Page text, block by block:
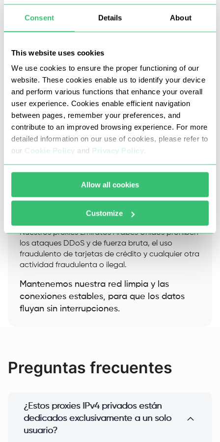
Consent Details About
This website uses cookies
We use cookies to ensure the proper functioning of our
website. These cookies enable us to identify your device
and perform various functions that enhance your overall
user experience. Cookies enable efficient navigation
between pages, remember your preferences, and
contribute to an improved browsing experience. For more
detailed information on our use of cookies, please refer to
our Cookie Policy and Privacy Policy.
Allow all cookies
Customize
Redes sociales
grupo impecable
Recopilación de datos multihilo
Seguimiento del contenido público y de la
participación
Nuestros proxies Emiratos Árabes Unidos prohíben
los ataques DDoS y de fuerza bruta, el uso
fraudulento de tarjetas de crédito y cualquier otra
actividad fraudulenta o ilegal.
Mantenemos nuestra red limpia y las
conexiones estables, para que los datos
fluyan sin interrupciones.
Preguntas frecuentes
¿Estos proxies IPv4 privados están
dedicados exclusivamente a un solo
usuario?